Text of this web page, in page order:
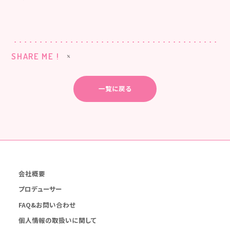
SHARE ME !
一覧に戻る
会社概要
プロデューサー
FAQ&お問い合わせ
個人情報の取扱いに関して